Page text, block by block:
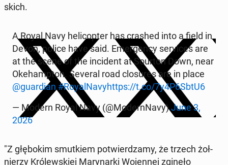
skich.
A Royal Navy he­li­cop­ter has crashed into a field in
Devon, police have said. Emer­gen­cy se­rvi­ces are
at the scene of the in­ci­dent at Sourton Down, near
Oke­hamp­ton. Several road clo­su­res are in place
@gu­ar­dian #Roy­al­Na­vyhttps://t.co/7y4P6SbtU6
— Modern Royal Navy (@Mo­dern­Na­vy)June 3,
2026
"Z głę­bo­kim smut­kiem po­twier­dza­my, że trzech żoł­
nie­rzy Kró­lew­skiej Ma­ry­nar­ki Wo­jen­nej zginęło